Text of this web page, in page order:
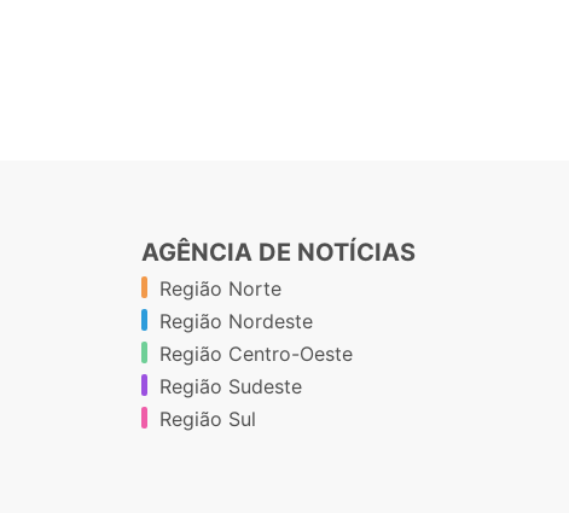
AGÊNCIA DE NOTÍCIAS
Região Norte
Região Nordeste
Região Centro-Oeste
Região Sudeste
Região Sul